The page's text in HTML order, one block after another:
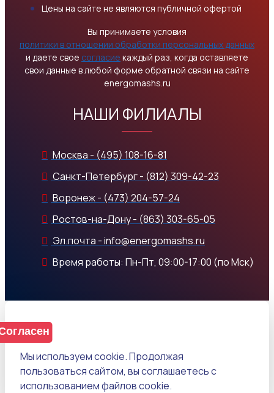
Цены на сайте не являются публичной офертой
Вы принимаете условия
политики в отношении обработки персональных данных
и даете свое согласие каждый раз, когда оставляете
свои данные в любой форме обратной связи на сайте
energomashs.ru
НАШИ ФИЛИАЛЫ
Москва - (495) 108-16-81
Санкт-Петербург - (812) 309-42-23
Воронеж - (473) 204-57-24
Ростов-на-Дону - (863) 303-65-05
Эл.почта - info@energomashs.ru
Время работы: Пн-Пт, 09:00-17:00 (по Мск)
Мы используем cookie. Продолжая
пользоваться сайтом, вы соглашаетесь с
использованием файлов cookie.